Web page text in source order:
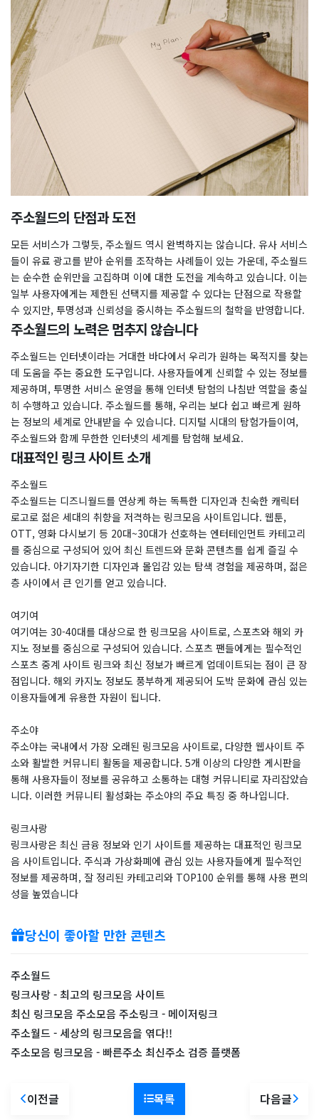
주소월드의 단점과 도전
모든 서비스가 그렇듯, 주소월드 역시 완벽하지는 않습니다. 유사 서비스
들이 유료 광고를 받아 순위를 조작하는 사례들이 있는 가운데, 주소월드
는 순수한 순위만을 고집하며 이에 대한 도전을 계속하고 있습니다. 이는
일부 사용자에게는 제한된 선택지를 제공할 수 있다는 단점으로 작용할
수 있지만, 투명성과 신뢰성을 중시하는 주소월드의 철학을 반영합니다.
​주소월드의 노력은 멈추지 않습니다
주소월드는 인터넷이라는 거대한 바다에서 우리가 원하는 목적지를 찾는
데 도움을 주는 중요한 도구입니다. 사용자들에게 신뢰할 수 있는 정보를
제공하며, 투명한 서비스 운영을 통해 인터넷 탐험의 나침반 역할을 충실
히 수행하고 있습니다. 주소월드를 통해, 우리는 보다 쉽고 빠르게 원하
는 정보의 세계로 안내받을 수 있습니다. 디지털 시대의 탐험가들이여,
주소월드와 함께 무한한 인터넷의 세계를 탐험해 보세요.
대표적인 링크 사이트 소개
주소월드
주소월드는 디즈니월드를 연상케 하는 독특한 디자인과 친숙한 캐릭터
로고로 젊은 세대의 취향을 저격하는 링크모음 사이트입니다. 웹툰,
OTT, 영화 다시보기 등 20대~30대가 선호하는 엔터테인먼트 카테고리
를 중심으로 구성되어 있어 최신 트렌드와 문화 콘텐츠를 쉽게 즐길 수
있습니다. 아기자기한 디자인과 몰입감 있는 탐색 경험을 제공하며, 젊은
층 사이에서 큰 인기를 얻고 있습니다.
여기여
여기여는 30-40대를 대상으로 한 링크모음 사이트로, 스포츠와 해외 카
지노 정보를 중심으로 구성되어 있습니다. 스포츠 팬들에게는 필수적인
스포츠 중계 사이트 링크와 최신 정보가 빠르게 업데이트되는 점이 큰 장
점입니다. 해외 카지노 정보도 풍부하게 제공되어 도박 문화에 관심 있는
이용자들에게 유용한 자원이 됩니다.
주소야
주소야는 국내에서 가장 오래된 링크모음 사이트로, 다양한 웹사이트 주
소와 활발한 커뮤니티 활동을 제공합니다. 5개 이상의 다양한 게시판을
통해 사용자들이 정보를 공유하고 소통하는 대형 커뮤니티로 자리잡았습
니다. 이러한 커뮤니티 활성화는 주소야의 주요 특징 중 하나입니다.
링크사랑
링크사랑은 최신 금융 정보와 인기 사이트를 제공하는 대표적인 링크모
음 사이트입니다. 주식과 가상화폐에 관심 있는 사용자들에게 필수적인
정보를 제공하며, 잘 정리된 카테고리와 TOP100 순위를 통해 사용 편의
성을 높였습니다
당신이 좋아할 만한 콘텐츠
주소월드
링크사랑 - 최고의 링크모음 사이트
최신 링크모음 주소모음 주소링크 - 메이저링크
주소월드 - 세상의 링크모음을 엮다!!
주소모음 링크모음 - 빠른주소 최신주소 검증 플랫폼
이전글 목록 다음글